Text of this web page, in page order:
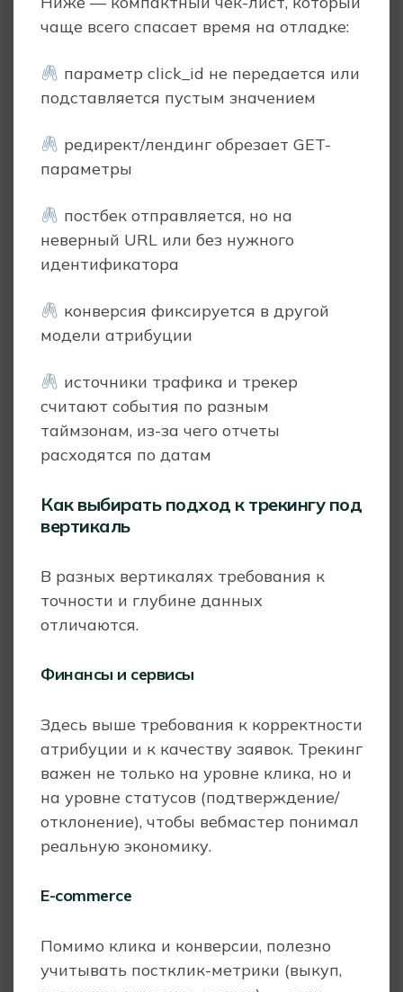
чаще всего спасает время на отладке:
параметр click_id не передается или
подставляется пустым значением
редирект/лендинг обрезает GET-
параметры
постбек отправляется, но на
неверный URL или без нужного
идентификатора
конверсия фиксируется в другой
модели атрибуции
источники трафика и трекер
считают события по разным
таймзонам, из-за чего отчеты
расходятся по датам
Как выбирать подход к трекингу под
вертикаль
В разных вертикалях требования к
точности и глубине данных
отличаются.
Финансы и сервисы
Здесь выше требования к корректности
атрибуции и к качеству заявок. Трекинг
важен не только на уровне клика, но и
на уровне статусов (подтверждение/
отклонение), чтобы вебмастер понимал
реальную экономику.
E-commerce
Помимо клика и конверсии, полезно
учитывать постклик-метрики (выкуп,